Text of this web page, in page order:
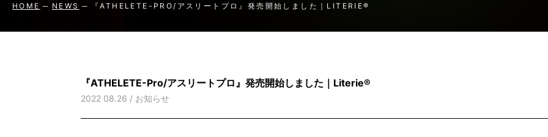
HOME NEWS 『ATHELETE-PRO/アスリートプロ』発売開始しました｜LITERIE®
『ATHELETE-Pro/アスリートプロ』発売開始しました｜Literie®
2022 08.26 / お知らせ